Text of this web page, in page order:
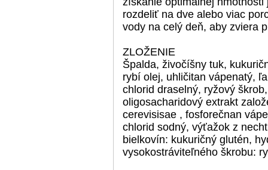
rozdeliť na dve alebo viac
vody na celý deň, aby zviera
ZLOŽENIE
Špalda, živočíšny tuk,
rybí olej, uhličitan vápenatý,
chlorid draselný, ryžový
oligosacharidový extrakt
cerevisisae , fosforečnan
chlorid sodný, výťažok z
bielkovín: kukuričný glutén,
vysokostráviteľného škrobu: